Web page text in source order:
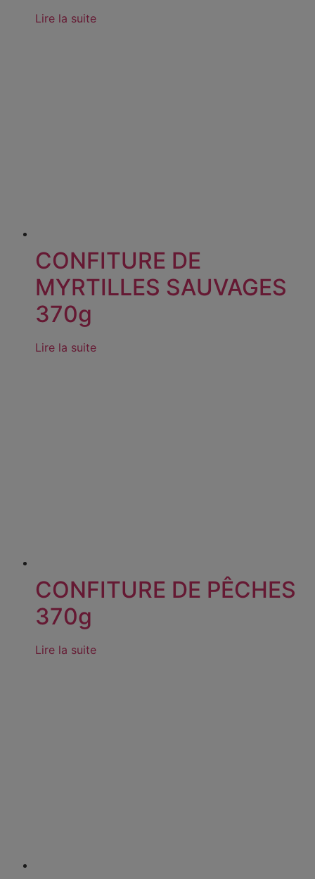
Lire la suite
CONFITURE DE
MYRTILLES SAUVAGES
370g
Lire la suite
CONFITURE DE PÊCHES
370g
Lire la suite